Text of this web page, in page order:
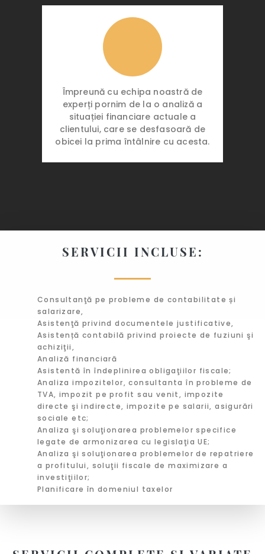
Împreună cu echipa noastră de
experți pornim de la o analiză a
situației financiare actuale a
clientului, care se desfasoară de
obicei la prima întâlnire cu acesta.
SERVICII INCLUSE:
Consultanţă pe probleme de contabilitate și
salarizare,
Asistenţă privind documentele justificative,
Asistență contabilă privind proiecte de fuziuni şi
achiziţii,
Analiză financiară
Asistentă în îndeplinirea obligaţiilor fiscale;
Analiza impozitelor, consultanta în probleme de
TVA, impozit pe profit sau venit, impozite
directe şi indirecte, impozite pe salarii, asigurări
sociale etc;
Analiza şi soluţionarea problemelor specifice
legate de armonizarea cu legislaţia UE;
Analiza şi soluţionarea problemelor de repatriere
a profitului, soluţii fiscale de maximizare a
investiţiilor;
Planificare în domeniul taxelor